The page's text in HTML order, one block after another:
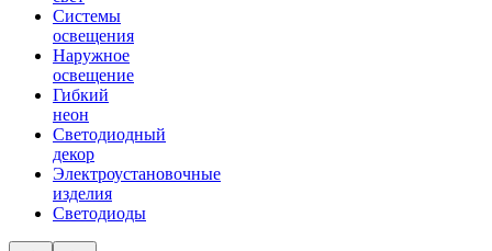
Системы
освещения
Наружное
освещение
Гибкий
неон
Светодиодный
декор
Электроустановочные
изделия
Светодиоды